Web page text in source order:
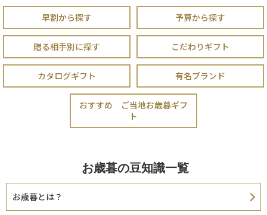
早割から探す 予算から探す
贈る相手別に探す こだわりギフト
カタログギフト 有名ブランド
おすすめ ご当地お歳暮ギフ
ト
お歳暮の豆知識一覧
お歳暮とは？